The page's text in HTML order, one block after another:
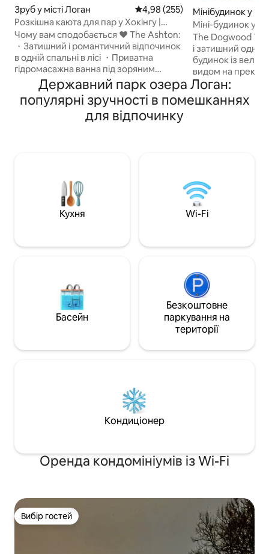
Зруб у місті Логан Середня оцінка: 4,98 з 5,
4,98 (255)
Розкішна каюта для пар у Хокінгу |
Усамітнена! Гідромасажна ванна!
Чому вам сподобається ❤️ The Ashton:
・Затишний і романтичний відпочинок
в одній спальні в лісі ・Приватна
гідромасажна ванна під зоряним
небом ・Сучасний дизайн із вікнами
від підлоги до стелі ・Стильна
повноцінна кухня・ Затишна зона для
багаття ・Швидкий Wi-Fi + телевізор
Smart TV із потоковим передаванням
раковини ・Ідеально підходить для
романтичних вихідних або відпочинку
легко знайти нас знову. Прочитайте
дізнатися всі деталі.
Мінібудинок у
Міні-будинок у
The Dogwood
і затишний
будинок із
видом на
пагорба, ліжко
видом на
кухнею та
Колумбуса, в
знаходяться
кафе, пивоварні,
Державний парк озера Логан:
популярні зручності в помешканнях
для відпочинку
Кухня Wi-Fi
Басейн
Безкоштовне
паркування на
території
Кондиціонер
Оренда кондомініумів із Wi-Fi
Вибір гостей
Вибір гостей